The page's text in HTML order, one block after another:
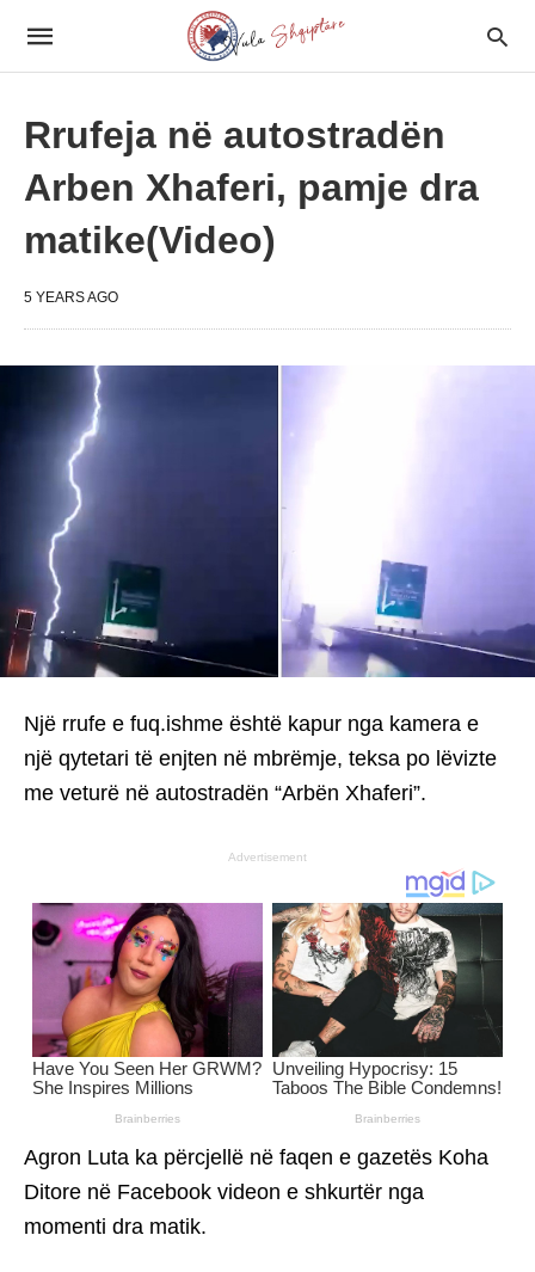
Rrufeja në autostradën
Arben Xhaferi, pamje dra
matike(Video)
5 YEARS AGO
Një rrufe e fuq.ishme është kapur nga kamera e
një qytetari të enjten në mbrëmje, teksa po lëvizte
me veturë në autostradën “Arbën Xhaferi”.
Advertisement
Agron Luta ka përcjellë në faqen e gazetës Koha
Ditore në Facebook videon e shkurtër nga
momenti dra matik.